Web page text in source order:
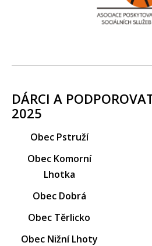
DÁRCI A
2025
Obec Pstruží
Obec Komorní
Lhotka
Obec Dobrá
Obec Těrlicko
Obec Nižní Lhoty